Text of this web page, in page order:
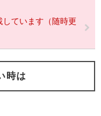
ています（随時更
時は